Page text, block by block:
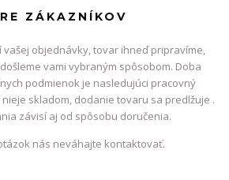
ZÁKAZNÍKOV
vašej objednávky, tovar ihneď pripravíme,
vami vybraným spôsobom. Doba
podmienok je nasledujúci pracovný
skladom, dodanie tovaru sa predlžuje .
závisí aj od spôsobu doručenia.
nás neváhajte kontaktovať.